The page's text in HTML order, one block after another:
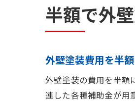
半額で外
外壁塗装費用を半
外壁塗装の費用を半額
連した各種補助金が用